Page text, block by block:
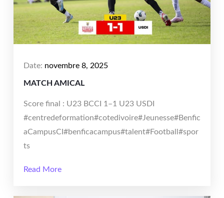
Date: novembre 8, 2025
MATCH AMICAL
Score final : U23 BCCI 1–1 U23 USDI
#centredeformation#cotedivoire#Jeunesse#Benfic
aCampusCI#benficacampus#talent#Football#spor
ts
Read More